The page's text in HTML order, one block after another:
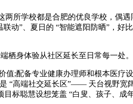
两所学校都是合肥的优良学校，偶
动”、夏日的 “智能遮阳防晒”，好
身体验从社区延长至日常每一处。
;配备专业健康办理师和根本医疗
“高端社交延长区”—— 天台视野宽
标聪慧设想笼盖 “白叟、孩子、成